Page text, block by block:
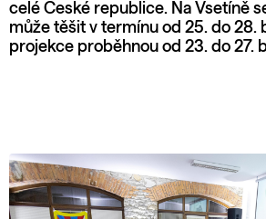
celé České republice. Na Vsetíně
může těšit v termínu od 25. do 28.
projekce proběhnou od 23. do 27.